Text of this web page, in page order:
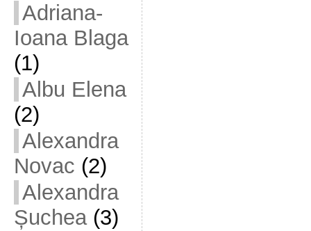
Adriana-
Ioana Blaga
(1)
Albu Elena
(2)
Alexandra
Novac (2)
Alexandra
Șuchea(3)